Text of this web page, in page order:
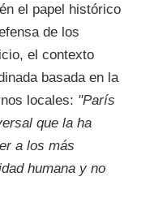
el papel histórico
de los
el contexto
basada en la
locales: "París
que la ha
a los más
humana y no